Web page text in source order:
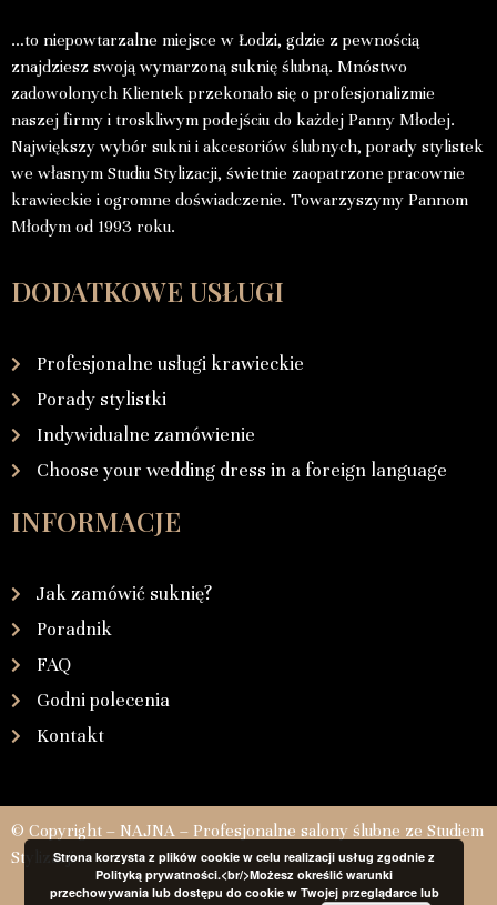
…to niepowtarzalne miejsce w Łodzi, gdzie z pewnością
znajdziesz swoją wymarzoną suknię ślubną. Mnóstwo
zadowolonych Klientek przekonało się o profesjonalizmie
naszej firmy i troskliwym podejściu do każdej Panny Młodej.
Największy wybór sukni i akcesoriów ślubnych, porady stylistek
we własnym Studiu Stylizacji, świetnie zaopatrzone pracownie
krawieckie i ogromne doświadczenie. Towarzyszymy Pannom
Młodym od 1993 roku.
DODATKOWE USŁUGI
Profesjonalne usługi krawieckie
Porady stylistki
Indywidualne zamówienie
Choose your wedding dress in a foreign language
INFORMACJE
Jak zamówić suknię?
Poradnik
FAQ
Godni polecenia
Kontakt
© Copyright – NAJNA – Profesjonalne salony ślubne ze Studiem
StylizacjiStrona korzysta z plików cookie w celu realizacji usług zgodnie z
Polityką prywatności.<br/>Możesz określić warunki
przechowywania lub dostępu do cookie w Twojej przeglądarce lub